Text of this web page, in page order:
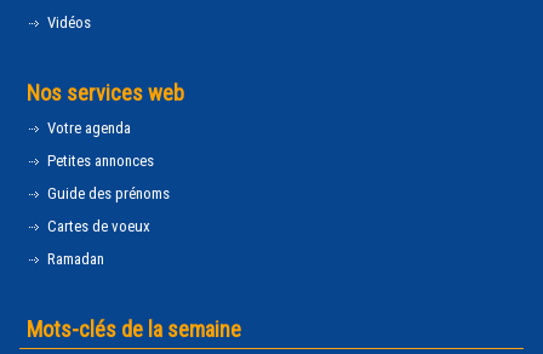
Vidéos
Nos services web
Votre agenda
Petites annonces
Guide des prénoms
Cartes de voeux
Ramadan
Mots-clés de la semaine